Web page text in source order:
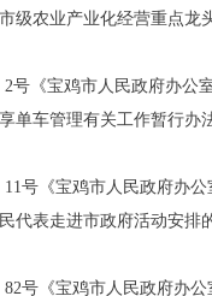
级农业产业化经营重点龙
2号《宝鸡市人民政府办公
单车管理有关工作暂行办
11号《宝鸡市人民政府办公
代表走进市政府活动安排
82号《宝鸡市人民政府办公